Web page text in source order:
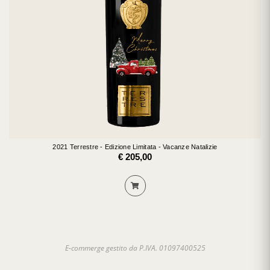
2021 Terrestre - Edizione Limitata - Vacanze Natalizie
€ 205,00
E-commerge gestito da P.IVA. 01097400525